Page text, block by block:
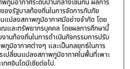
ภูมิอากาศระดับปานกลางเช่นกัน ผลการ
งรัฐบาลท้องถิ่นในการจัดการกับภัย
แปลงสภาพภูมิอากาศมีอย่างจำกัด โดย
ณและทรัพยากรบุคคล โดยผลการศึกษานี้
านท้องถิ่นในการดำเนินกิจกรรมการปรับ
มิอากาศต่างๆ และเป็นกลยุทธ์ในการ
ปลี่ยนแปลงสภาพภูมิอากาศในพื้นที่เพาะ
ทศอินโดนีเซียต่อไป.